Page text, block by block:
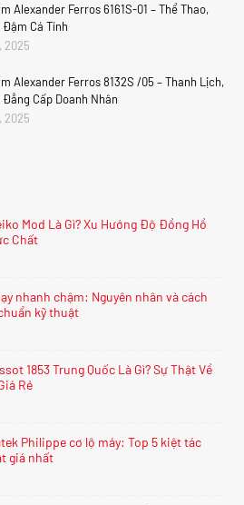
Alexander Ferros 6161S-01 – Thể Thao,
Cá Tính
2025
Alexander Ferros 8132S /05 – Thanh Lịch,
Cấp Doanh Nhân
2025
Mod Là Gì? Xu Hướng Độ Đồng Hồ
Chất
nhanh chậm: Nguyên nhân và cách
kỹ thuật
1853 Trung Quốc Là Gì? Sự Thật Về
Rẻ
Philippe cơ lộ máy: Top 5 kiệt tác
giá nhất